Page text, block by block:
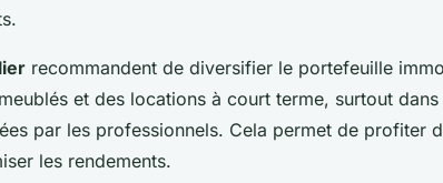
recommandent de diversifier le portefeuille
et des locations à court terme, surtout
par les professionnels. Cela permet de profiter
les rendements.